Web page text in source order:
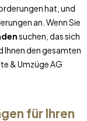
hat, und
an. Wenn Sie
suchen, das sich
Ihnen den gesamten
& Umzüge AG
für Ihren